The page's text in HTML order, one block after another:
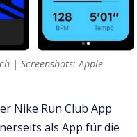
| Screenshots: Apple
Nike Run Club App
als App für die